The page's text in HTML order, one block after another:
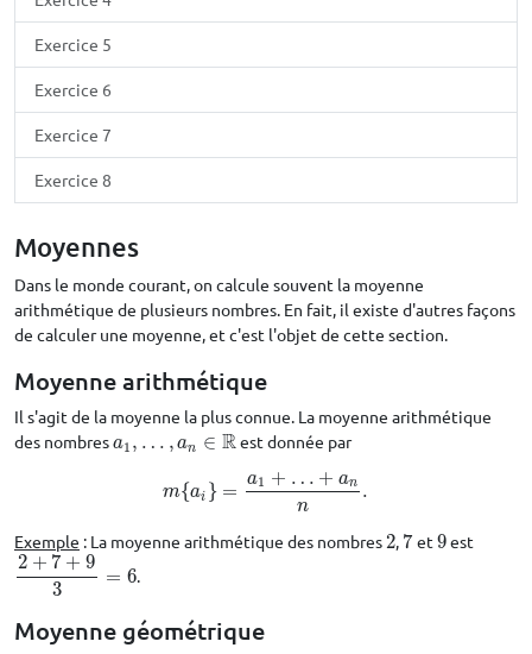
Exercice 5
Exercice 6
Exercice 7
Exercice 8
Moyennes
Dans le monde courant, on calcule souvent la moyenne
arithmétique de plusieurs nombres. En fait, il existe d'autres façons
de calculer une moyenne, et c'est l'objet de cette section.
Moyenne arithmétique
Il s'agit de la moyenne la plus connue. La moyenne arithmétique
des nombresa1 , … , an ∈ R
a1 ,… , an∈R est donnée par
m{ai } =
a1 + … + an
n
.
m{ ai} =a1+…+ann.
Exemple : La moyenne arithmétique des nombres2
2, 7
7 et 9
9est
2 + 7 + 9
3
= 6
2+7+93=6
Moyenne géométrique